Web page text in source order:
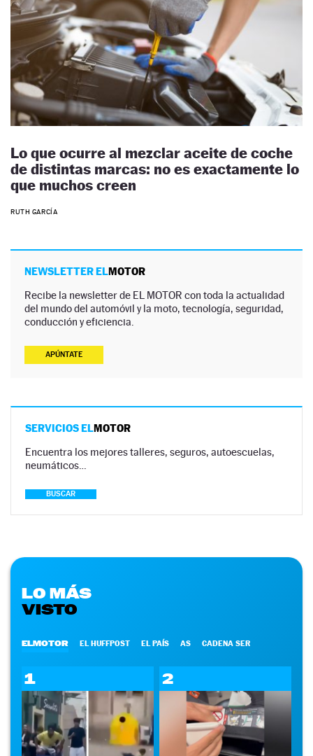
Lo que ocurre al mezclar aceite de coche
de distintas marcas: no es exactamente lo
que muchos creen
RUTH GARCÍA
NEWSLETTER ELMOTOR
Recibe la newsletter de EL MOTOR con toda la actualidad
del mundo del automóvil y la moto, tecnología, seguridad,
conducción y eficiencia.
APÚNTATE
SERVICIOS ELMOTOR
Encuentra los mejores talleres, seguros, autoescuelas,
neumáticos…
BUSCAR
LO MÁS
VISTO
ELMOTOR EL HUFFPOST EL PAÍS AS CADENA SER
1 2